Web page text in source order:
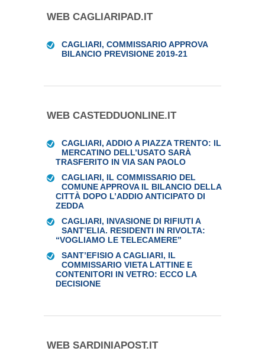
WEB CAGLIARIPAD.IT
CAGLIARI, COMMISSARIO APPROVA
BILANCIO PREVISIONE 2019-21
WEB CASTEDDUONLINE.IT
CAGLIARI, ADDIO A PIAZZA TRENTO: IL
MERCATINO DELL’USATO SARÀ
TRASFERITO IN VIA SAN PAOLO
CAGLIARI, IL COMMISSARIO DEL
COMUNE APPROVA IL BILANCIO DELLA
CITTÀ DOPO L’ADDIO ANTICIPATO DI
ZEDDA
CAGLIARI, INVASIONE DI RIFIUTI A
SANT’ELIA. RESIDENTI IN RIVOLTA:
“VOGLIAMO LE TELECAMERE”
SANT’EFISIO A CAGLIARI, IL
COMMISSARIO VIETA LATTINE E
CONTENITORI IN VETRO: ECCO LA
DECISIONE
WEB SARDINIAPOST.IT